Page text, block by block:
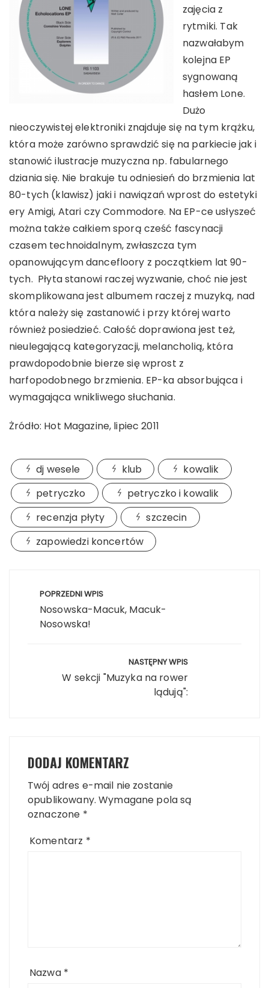
zajęcia z
rytmiki. Tak
nazwałabym
kolejna EP
sygnowaną
hasłem Lone.
Dużo
nieoczywistej elektroniki znajduje się na tym krążku,
która może zarówno sprawdzić się na parkiecie jak i
stanowić ilustracje muzyczna np. fabularnego
dziania się. Nie brakuje tu odniesień do brzmienia lat
80-tych (klawisz) jaki i nawiązań wprost do estetyki
ery Amigi, Atari czy Commodore. Na EP-ce usłyszeć
można także całkiem sporą cześć fascynacji
czasem technoidalnym, zwłaszcza tym
opanowującym dancefloory z początkiem lat 90-
tych. Płyta stanowi raczej wyzwanie, choć nie jest
skomplikowana jest albumem raczej z muzyką, nad
która należy się zastanowić i przy której warto
również posiedzieć. Całość doprawiona jest też,
nieulegającą kategoryzacji, melancholią, która
prawdopodobnie bierze się wprost z
harfopodobnego brzmienia. EP-ka absorbująca i
wymagająca wnikliwego słuchania.
Żródło: Hot Magazine, lipiec 2011
dj wesele klub
kowalik
petryczko
petryczko i kowalik
recenzja płyty
szczecin
zapowiedzi koncertów
wpisuPOPRZEDNI WPIS
Nosowska-Macuk, Macuk-
Nosowska!
NASTĘPNY WPIS
W sekcji "Muzyka na rower
lądują":
DODAJ KOMENTARZ
Twój adres e-mail nie zostanie
opublikowany. Wymagane pola są
oznaczone *
Komentarz *
Nazwa *